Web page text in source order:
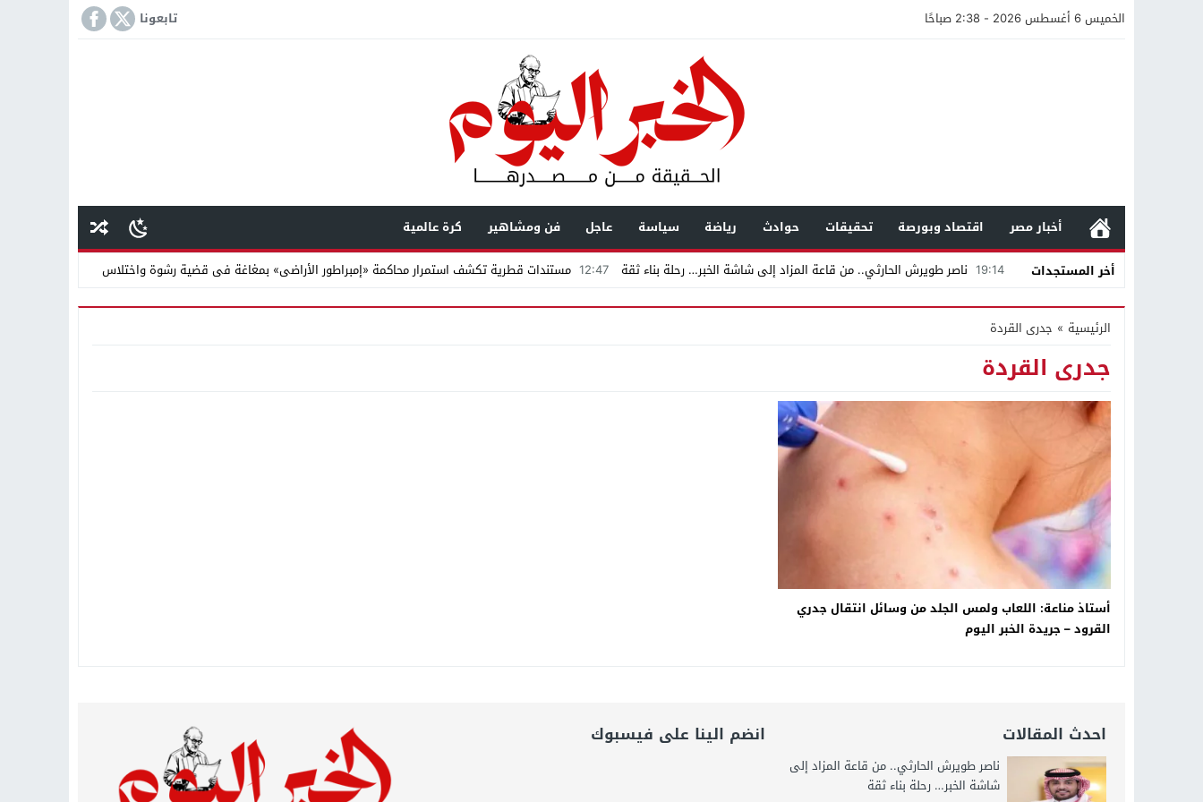
الخميس 6 أغسطس 2026 - 2:38 صباحًا تابعونا
أخبار مصر اقتصاد وبورصة تحقيقات حوادث رياضة سياسة عاجل فن ومشاهير
كرة عالمية
أخر المستجدات
19:14 ناصر طويرش الحارثي.. من قاعة المزاد إلى شاشة الخبر… رحلة بناء ثقة 12:47 مستندات قطرية تكشف استمرار محاكمة «إمبراطور الأراضى» بمغاغة فى قضية رشوة واختلاس
21:40 مواطن كويتي يقع ضحية عملية احتيال عابرة للحدود باسم “التصوف” ويطالب بأكثر من نصف مليون بمساعدة شخصيات دينية سودانية
16:20
18:16
19:34 د. جمال شعبان لطلاب الثانوية العامة: كلية الطب رسالة إنسانية.. ومن يحلم بأن يصبح مثل مجدى يعقوب عليه بالاجتهاد
خبير الذكاء الاصطناعي والأمن السيبرانى الدكتور رامى يسرى يكتب: كيف التهم الذكاء الاصطناعى واقتصاد الانتباه إرادتنا؟
20:07
د. عمرو سليمان يعتمد الخطة الاستراتيجية للاتحاد الدولي للأكاديميات الرياضية (GUSA) للموسم 2026–2027
الرئيسية » جدرى القردة
جدرى القردة
أستاذ مناعة: اللعاب ولمس الجلد من وسائل انتقال جدري
القرود – جريدة الخبر اليوم
احدث المقالات
ناصر طويرش الحارثي.. من قاعة المزاد إلى
شاشة الخبر… رحلة بناء ثقة
انضم الينا على فيسبوك